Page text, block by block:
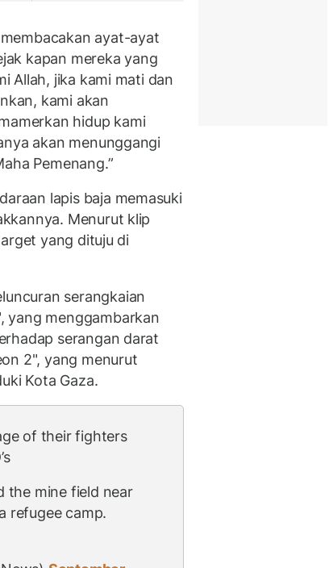
ayat-ayat
kapan mereka yang
Allah, jika kami mati dan
kami akan
hidup kami
akan menunggangi
Pemenang.”
lapis baja memasuki
Menurut klip
yang dituju di
serangkaian
yang menggambarkan
serangan darat
2", yang menurut
Kota Gaza.
of their fighters
the mine field near
refugee camp.